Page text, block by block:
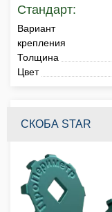
Стандарт:
Вариант
крепления
Толщина
Цвет
СКОБА STAR